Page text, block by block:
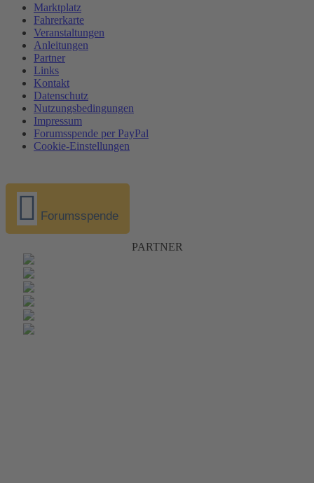
Marktplatz
Fahrerkarte
Veranstaltungen
Anleitungen
Partner
Links
Kontakt
Datenschutz
Nutzungsbedingungen
Impressum
Forumsspende per PayPal
Cookie-Einstellungen
Forumsspende
PARTNER